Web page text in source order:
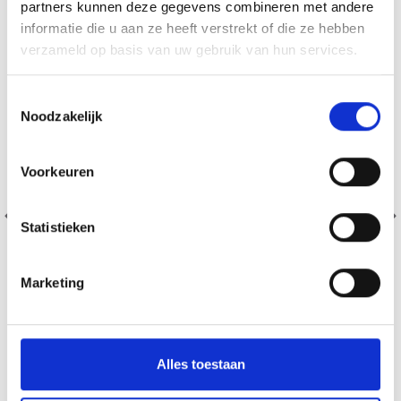
partners kunnen deze gegevens combineren met andere
informatie die u aan ze heeft verstrekt of die ze hebben
verzameld op basis van uw gebruik van hun services.
Noodzakelijk
Voorkeuren
Statistieken
Marketing
Alles toestaan
DROPS KID-SILK
EUR 3.55EUR 5.05